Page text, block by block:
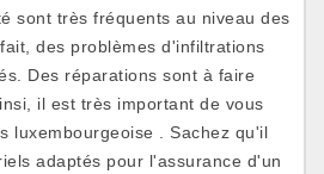
sont très fréquents au niveau des
des problèmes d'infiltrations
Des réparations sont à faire
il est très important de vous
luxembourgeoise . Sachez qu'il
adaptés pour l'assurance d'un